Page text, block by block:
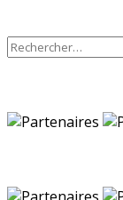
Rechercher :